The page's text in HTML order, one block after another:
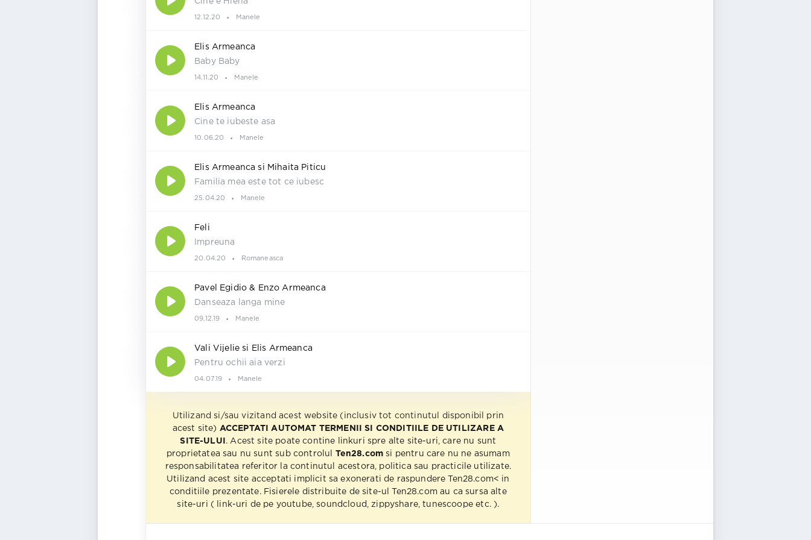
12.12.20 Manele
Elis Armeanca
Baby Baby
14.11.20 Manele
Elis Armeanca
Cine te iubeste asa
10.06.20 Manele
Elis Armeanca si Mihaita Piticu
Familia mea este tot ce iubesc
25.04.20 Manele
Feli
Impreuna
20.04.20 Romaneasca
Pavel Egidio & Enzo Armeanca
Danseaza langa mine
09.12.19 Manele
Vali Vijelie si Elis Armeanca
Pentru ochii aia verzi
04.07.19 Manele
Utilizand si/sau vizitand acest website (inclusiv tot continutul disponibil prin
acest site) ACCEPTATI AUTOMAT TERMENII SI CONDITIILE DE UTILIZARE A
SITE-ULUI . Acest site poate contine linkuri spre alte site-uri, care nu sunt
proprietatea sau nu sunt sub controlul
Ten28.com si pentru care nu ne asumam
responsabilitatea referitor la continutul acestora, politica sau practicile utilizate.
Utilizand acest site acceptati implicit sa exonerati de raspundere Ten28.com< in
conditiile prezentate. Fisierele distribuite de site-ul Ten28.com au ca sursa alte
site-uri ( link-uri de pe youtube, soundcloud, zippyshare, tunescoope etc. ).